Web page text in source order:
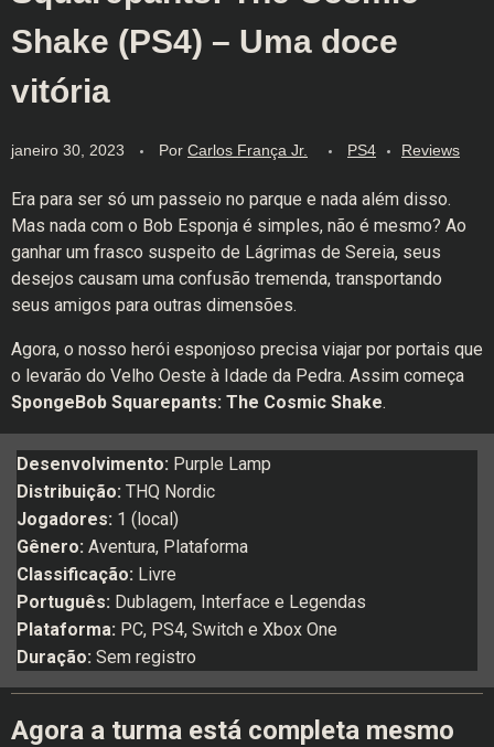
Shake (PS4) – Uma doce
vitória
janeiro 30, 2023 Por Carlos França Jr. PS4 Reviews
Era para ser só um passeio no parque e nada além disso.
Mas nada com o Bob Esponja é simples, não é mesmo? Ao
ganhar um frasco suspeito de Lágrimas de Sereia, seus
desejos causam uma confusão tremenda, transportando
seus amigos para outras dimensões.
Agora, o nosso herói esponjoso precisa viajar por portais que
o levarão do Velho Oeste à Idade da Pedra. Assim começa
SpongeBob Squarepants: The Cosmic Shake.
Desenvolvimento: Purple Lamp
Distribuição: THQ Nordic
Jogadores: 1 (local)
Gênero: Aventura, Plataforma
Classificação: Livre
Português: Dublagem, Interface e Legendas
Plataforma: PC, PS4, Switch e Xbox One
Duração: Sem registro
Agora a turma está completa mesmo